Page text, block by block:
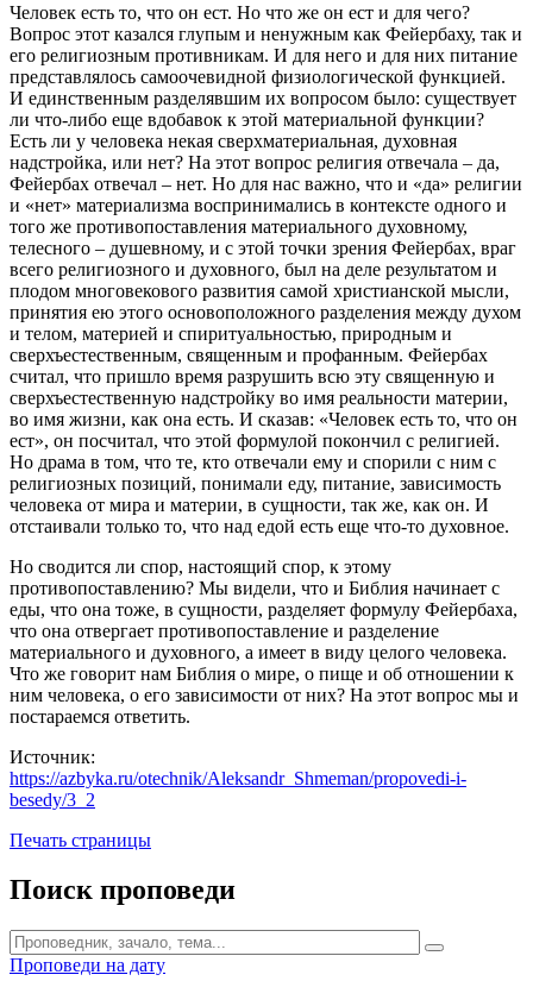
Человек есть то, что он ест. Но что же он ест и для чего?
Вопрос этот казался глупым и ненужным как Фейербаху, так и
его религиозным противникам. И для него и для них питание
представлялось самоочевидной физиологической функцией.
И единственным разделявшим их вопросом было: существует
ли что-либо еще вдобавок к этой материальной функции?
Есть ли у человека некая сверхматериальная, духовная
надстройка, или нет? На этот вопрос религия отвечала – да,
Фейербах отвечал – нет. Но для нас важно, что и «да» религии
и «нет» материализма воспринимались в контексте одного и
того же противопоставления материального духовному,
телесного – душевному, и с этой точки зрения Фейербах, враг
всего религиозного и духовного, был на деле результатом и
плодом многовекового развития самой христианской мысли,
принятия ею этого основоположного разделения между духом
и телом, материей и спиритуальностью, природным и
сверхъестественным, священным и профанным. Фейербах
считал, что пришло время разрушить всю эту священную и
сверхъестественную надстройку во имя реальности материи,
во имя жизни, как она есть. И сказав: «Человек есть то, что он
ест», он посчитал, что этой формулой покончил с религией.
Но драма в том, что те, кто отвечали ему и спорили с ним с
религиозных позиций, понимали еду, питание, зависимость
человека от мира и материи, в сущности, так же, как он. И
отстаивали только то, что над едой есть еще что-то духовное.
Но сводится ли спор, настоящий спор, к этому
противопоставлению? Мы видели, что и Библия начинает с
еды, что она тоже, в сущности, разделяет формулу Фейербаха,
что она отвергает противопоставление и разделение
материального и духовного, а имеет в виду целого человека.
Что же говорит нам Библия о мире, о пище и об отношении к
ним человека, о его зависимости от них? На этот вопрос мы и
постараемся ответить.
Источник:
https://azbyka.ru/otechnik/Aleksandr_Shmeman/propovedi-i-
besedy/3_2
Печать страницы
Поиск проповеди
Проповеди на дату